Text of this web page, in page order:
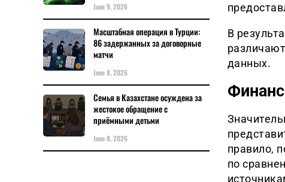
В
данных.
правило,
по
June 9, 2026
Масштабная операция в Турции:
86 задержанных за договорные
матчи
June 8, 2026
Семья в Казахстане осуждена за
жестокое обращение с
приёмными детьми
June 8, 2026